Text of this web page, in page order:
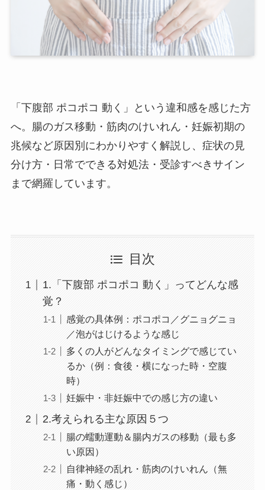
「下腹部 ポコポコ 動く」という違和感を感じた方
へ。腸のガス移動・筋肉のけいれん・妊娠初期の
兆候など原因別にわかりやすく解説し、症状の見
分け方・日常でできる対処法・受診すべきサイン
まで網羅しています。
目次
1.「下腹部 ポコポコ 動く」ってどんな感
覚？
感覚の具体例：ポコポコ／グニョグニョ
／泡がはじけるような感じ
多くの人がどんなタイミングで感じてい
るか（例：食後・横になった時・空腹
時）
妊娠中・非妊娠中での感じ方の違い
2.考えられる主な原因５つ
腸の蠕動運動＆腸内ガスの移動（最も多
い原因）
自律神経の乱れ・筋肉のけいれん（無
痛・動く感じ）